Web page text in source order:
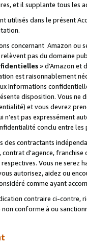
et il supplante tous les
utilisés dans le présent
concernant Amazon ou
pas du domaine
» d’Amazon et
est raisonnablement
Informations
disposition. Vous ne
et vous devrez
n’est pas expressément
conclu entre les
des contractants
contrat d'agence,
Vous ne
autorisez, aidez ou
comme ayant
contraire ci-contre,
non conforme à ou